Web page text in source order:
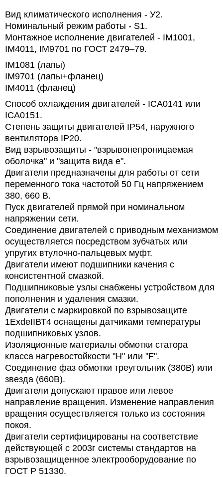
Вид климатического исполнения - У2.
Номинальный режим работы - S1.
Монтажное исполнение двигателей - IM1001,
IM4011, IM9701 по ГОСТ 2479–79.
IM1081 (лапы)
IM9701 (лапы+фланец)
IM4011 (фланец)
Способ охлаждения двигателей - ICA0141 или
ICA0151.
Степень защиты двигателей IP54, наружного
вентилятора IP20.
Вид взрывозащиты - "взрывонепроницаемая
оболочка" и "защита вида е".
Двигатели предназначены для работы от сети
переменного тока частотой 50 Гц напряжением
380, 660 В.
Пуск двигателей прямой при номинальном
напряжении сети.
Соединение двигателей с приводным механизмом
осуществляется посредством зубчатых или
упругих втулочно-пальцевых муфт.
Двигатели имеют подшипники качения с
консистентной смазкой.
Подшипниковые узлы снабжены устройством для
пополнения и удаления смазки.
Двигатели с маркировкой по взрывозащите
1ЕхdeIIВТ4 оснащены датчиками температуры
подшипниковых узлов.
Изоляционные материалы обмотки статора
класса нагревостойкости "Н" или "F".
Соединение фаз обмотки треугольник (380В) или
звезда (660В).
Двигатели допускают правое или левое
направление вращения. Изменение направления
вращения осуществляется только из состояния
покоя.
Двигатели сертифицированы на соответствие
действующей с 2003г системы стандартов на
взрывозащищенное электрооборудование по
ГОСТ Р 51330.